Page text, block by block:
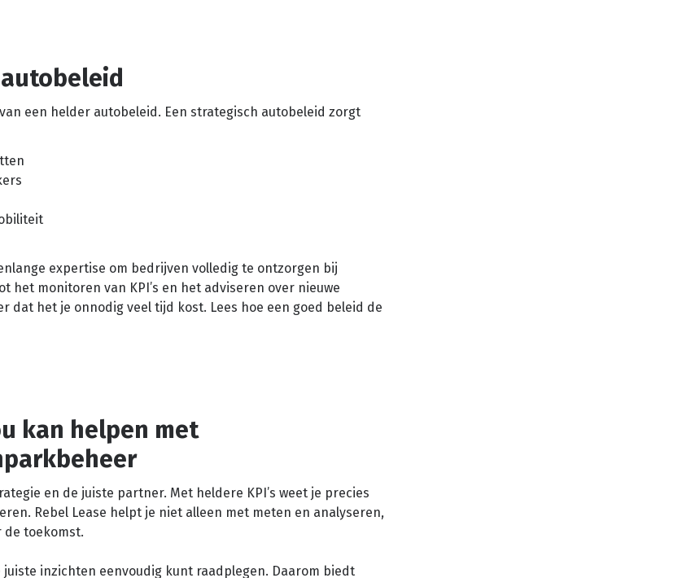
een helder autobeleid. Een strategisch autobeleid zorgt
expertise om bedrijven volledig te ontzorgen bij
het monitoren van KPI’s en het adviseren over nieuwe
dat het je onnodig veel tijd kost. Lees hoe een goed beleid de
kan helpen met
en de juiste partner. Met heldere KPI’s weet je precies
Rebel Lease helpt je niet alleen met meten en analyseren,
de toekomst.
inzichten eenvoudig kunt raadplegen. Daarom biedt